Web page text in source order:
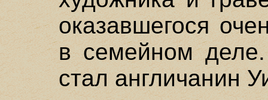
оказавшегося
в семейном
стал англичанин